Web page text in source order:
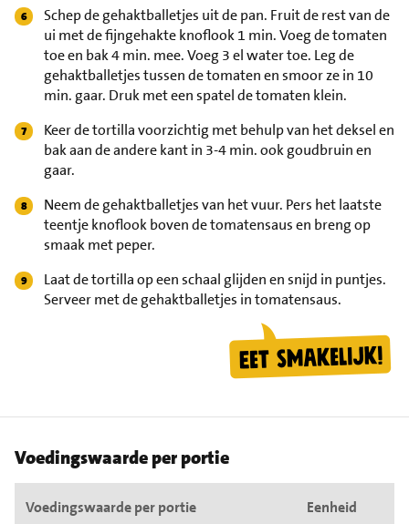
Schep de gehaktballetjes uit de pan. Fruit de rest van de
ui met de fijngehakte knoflook 1 min. Voeg de tomaten
toe en bak 4 min. mee. Voeg 3 el water toe. Leg de
gehaktballetjes tussen de tomaten en smoor ze in 10
min. gaar. Druk met een spatel de tomaten klein.
Keer de tortilla voorzichtig met behulp van het deksel en
bak aan de andere kant in 3-4 min. ook goudbruin en
gaar.
Neem de gehaktballetjes van het vuur. Pers het laatste
teentje knoflook boven de tomatensaus en breng op
smaak met peper.
Laat de tortilla op een schaal glijden en snijd in puntjes.
Serveer met de gehaktballetjes in tomatensaus.
Voedingswaarde per portie
Voedingswaarde per portie Eenheid